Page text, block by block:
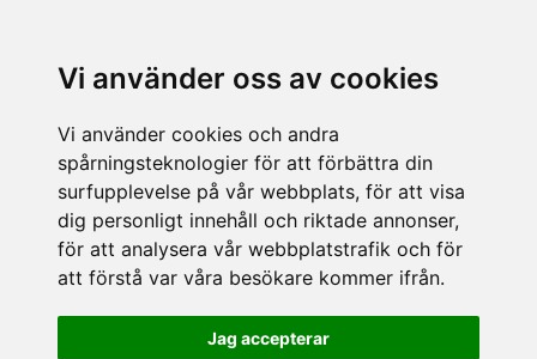
Vi använder oss av cookies
Vi använder cookies och andra
spårningsteknologier för att förbättra din
surfupplevelse på vår webbplats, för att visa
dig personligt innehåll och riktade annonser,
för att analysera vår webbplatstrafik och för
att förstå var våra besökare kommer ifrån.
Jag accepterar